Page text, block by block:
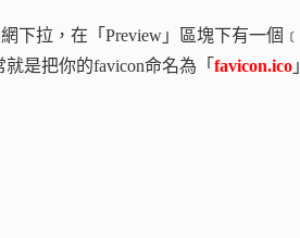
下拉，在「Preview」區塊下有一個
是把你的favicon命名為「 favicon.ico